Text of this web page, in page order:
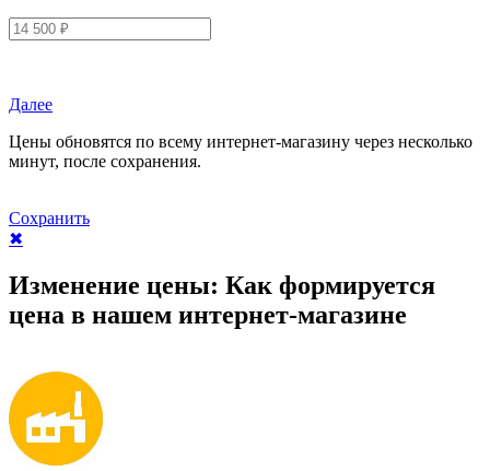
Далее
Цены обновятся по всему интернет-магазину через несколько
минут, после сохранения.
Сохранить
✖
Изменение цены: Как формируется
цена в нашем интернет-магазине